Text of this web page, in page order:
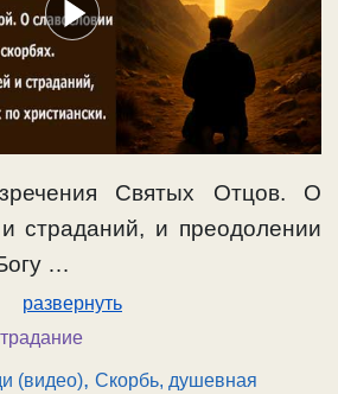
Святых Отцов. О
страданий, и преодолении
…
развернуть
(видео),Скорбь, душевная